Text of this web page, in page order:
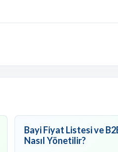
Bayi Fiyat Listesi ve
Nasıl Yönetilir?